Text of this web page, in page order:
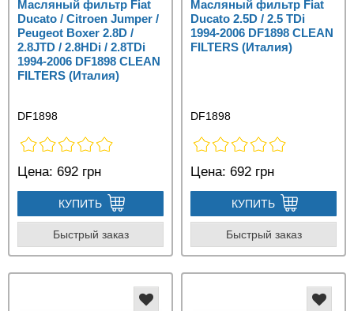
Масляный фильтр Fiat
Ducato / Citroen Jumper /
Peugeot Boxer 2.8D /
2.8JTD / 2.8HDi / 2.8TDi
1994-2006 DF1898 CLEAN
FILTERS (Италия)
DF1898
Цена: 692 грн
КУПИТЬ
Быстрый заказ
Масляный фильтр Fiat
Ducato 2.5D / 2.5 TDi
1994-2006 DF1898 CLEAN
FILTERS (Италия)
DF1898
Цена: 692 грн
КУПИТЬ
Быстрый заказ